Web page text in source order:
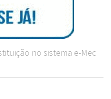
no sistema e-Mec